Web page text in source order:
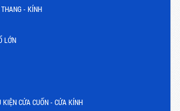
- KÍNH
LỚN
CỬA CUỐN - CỬA KÍNH